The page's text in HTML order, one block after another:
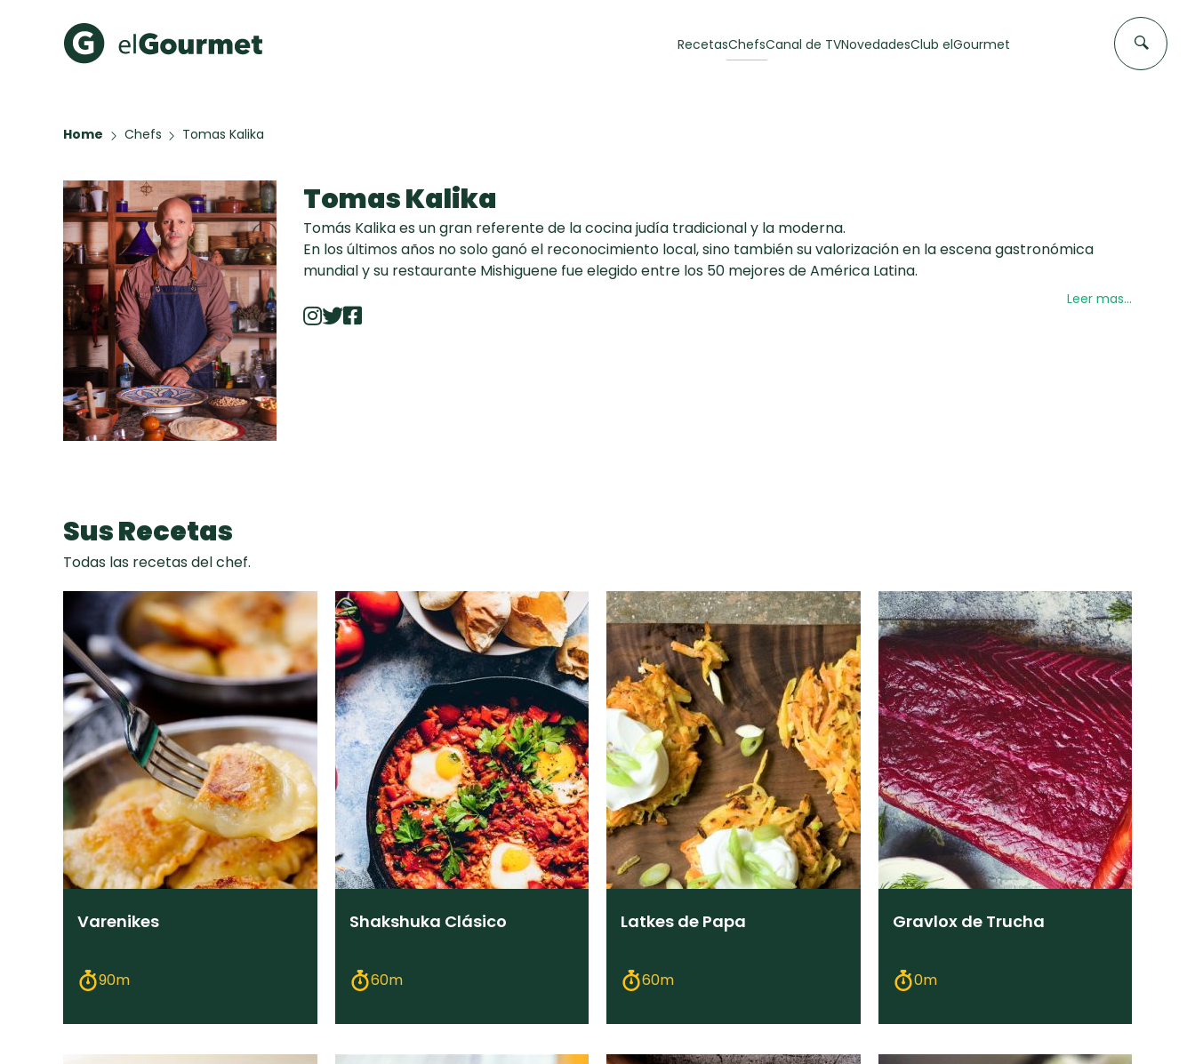
Recetas
Aguachile de Camarón de
mi Papá
Key Lime Pie
Galletas con Chispas de
Chocolate
Raspaditas Mendocinas
Todas las recetas
ChefsCanal de TVNovedadesClub elGourmet
Home Chefs Tomas Kalika
Tomas Kalika
Tomás Kalika es un gran referente de la cocina judía tradicional y la moderna.
En los últimos años no solo ganó el reconocimiento local, sino también su valorización en la escena gastronómica
mundial y su restaurante Mishiguene fue elegido entre los 50 mejores de América Latina.
Leer mas...
Sus Recetas
Todas las recetas del chef.
Varenikes
90m
Shakshuka Clásico
60m
Latkes de Papa
60m
Gravlox de Trucha
0m